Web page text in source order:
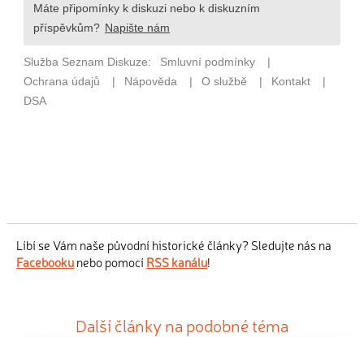
Líbí se Vám naše původní historické články? Sledujte nás na
Facebookunebo pomocí RSS kanálu!
Další články na podobné téma